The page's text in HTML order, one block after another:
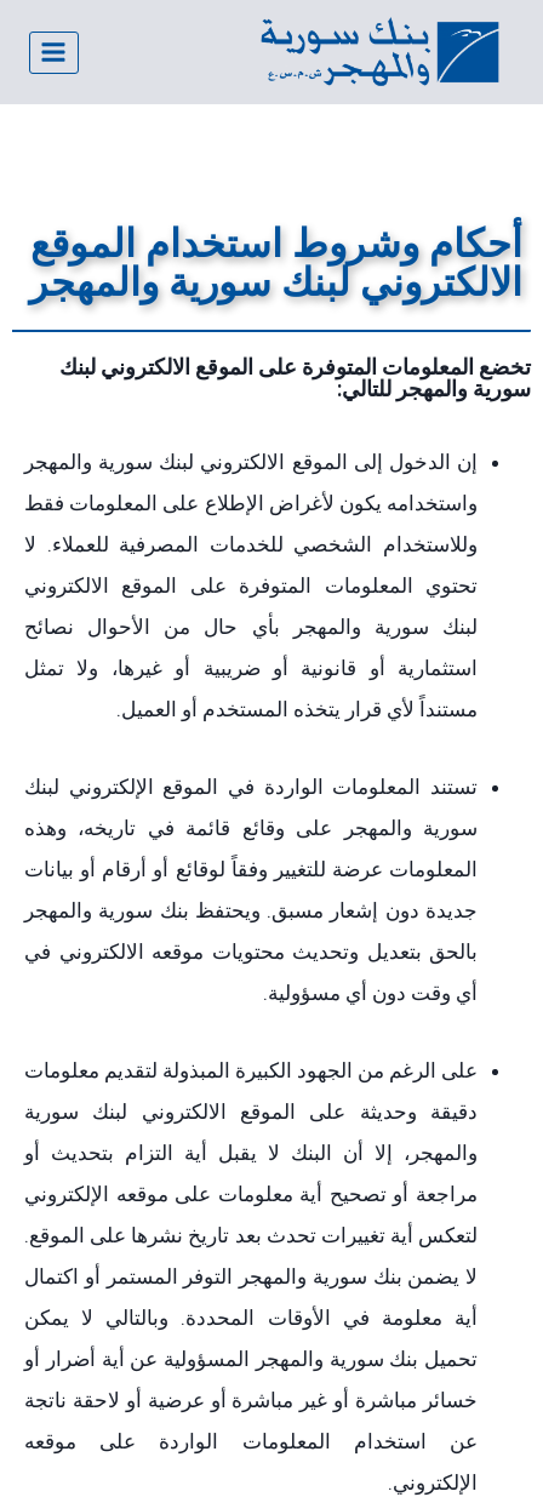
أحكام وشروط استخدام الموقع
الالكتروني لبنك سورية والمهجر
تخضع المعلومات المتوفرة على الموقع الالكتروني لبنك
سورية والمهجر للتالي:
إن الدخول إلى الموقع الالكتروني لبنك سورية والمهجر
واستخدامه يكون لأغراض الإطلاع على المعلومات فقط
وللاستخدام الشخصي للخدمات المصرفية للعملاء. لا
تحتوي المعلومات المتوفرة على الموقع الالكتروني
لبنك سورية والمهجر بأي حال من الأحوال نصائح
استثمارية أو قانونية أو ضريبية أو غيرها، ولا تمثل
مستنداً لأي قرار يتخذه المستخدم أو العميل.
تستند المعلومات الواردة في الموقع الإلكتروني لبنك
سورية والمهجر على وقائع قائمة في تاريخه، وهذه
المعلومات عرضة للتغيير وفقاً لوقائع أو أرقام أو بيانات
جديدة دون إشعار مسبق. ويحتفظ بنك سورية والمهجر
بالحق بتعديل وتحديث محتويات موقعه الالكتروني في
أي وقت دون أي مسؤولية.
على الرغم من الجهود الكبيرة المبذولة لتقديم معلومات
دقيقة وحديثة على الموقع الالكتروني لبنك سورية
والمهجر، إلا أن البنك لا يقبل أية التزام بتحديث أو
مراجعة أو تصحيح أية معلومات على موقعه الإلكتروني
لتعكس أية تغييرات تحدث بعد تاريخ نشرها على الموقع.
لا يضمن بنك سورية والمهجر التوفر المستمر أو اكتمال
أية معلومة في الأوقات المحددة. وبالتالي لا يمكن
تحميل بنك سورية والمهجر المسؤولية عن أية أضرار أو
خسائر مباشرة أو غير مباشرة أو عرضية أو لاحقة ناتجة
عن استخدام المعلومات الواردة على موقعه
الإلكتروني.